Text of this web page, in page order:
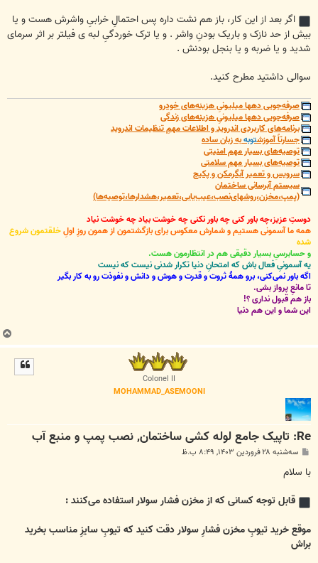
اگر بعد از این کار، باز هم نشت داره پس احتمالِ خرابیِ واشرش هست و یا
بیش از حد نازک و باریک بودنِ واشر . و یا ترک خوردگیِ لبه ی فیلتر بر اثر سرمای
شدید و یا ضربه و یا بنجل بودنش .
سوالی داشتید مطرح کنید.
صرفه‌جویی دهها میلیونیِ هزینه‌های خودرو
صرفه‌جویی دهها میلیونیِ هزینه‌های زندگی
برنامه‌های کاربردی اندروید و اطلاعات مهمِ تنظیمات اندروید
جسارتاً آموزشتوبهبه زبان ساده
توصیه‌های بسیار مهم امنیتی
توصیه‌های بسیار مهم سلامتی
سرویس و تعمیر آبگرمکن و پکیج
سیستم آبرسانی ساختمان
(پمپ،مخزن،روشهای‌نصب،عیب‌یابی،تعمیر،هشدارها،توصیه‌ها)
دوستِ عزیز،چه باور کنی چه باور نکنی چه خوشت بیاد چه خوشت نیاد
همه ما آسمونی هستیم و شمارش معکوس برای بازگشتمون از همون روزِ اولِخلقتمون شروع
شده
و حسابرسیِ بسیار دقیقی هم در انتظارمون هست.
یه آسمونیِ فعال باش که امتحانِ دنیا تکرار شدنی نیست که نیست
اگه باور نمی‌کنی، برو همۀ ثروت و قدرت و هوش و دانش و نفوذت رو به کار بگیر
تا مانعِ پرواز بشی.
باز هم قبول نداری ؟!
این شما و این هم دنیا
ب
ا
Colonel II
MOHAMMAD_ASEMOONI
Re: تاپیک جامع لوله کشی ساختمان, نصب پمپ و منبع آب
پ
ت
سه‌شنبه ۲۸ فروردین ۱۴۰۳, ۸:۴۹ ب.ظ
با سلام
قابل توجه کسانی که از مخزن فشار سولار استفاده می‌کنند :
موقع خرید تیوبِ مخزن فشارِ سولار دقت کنید که تیوبِ سایزِ مناسب بخرید
براش